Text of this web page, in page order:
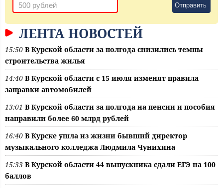
Отправить
ЛЕНТА НОВОСТЕЙ
15:50 В Курской области за полгода снизились темпы
строительства жилья
14:40 В Курской области с 15 июля изменят правила
заправки автомобилей
13:01 В Курской области за полгода на пенсии и пособия
направили более 60 млрд рублей
16:40 В Курске ушла из жизни бывший директор
музыкального колледжа Людмила Чунихина
15:33 В Курской области 44 выпускника сдали ЕГЭ на 100
баллов